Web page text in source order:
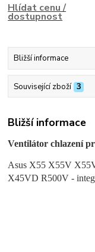
Hlídat cenu /
dostupnost
Bližší informace
Související zboží 3
Bližší informace
Ventilátor chlazení
Asus X55 X55V
X45VD R500V -